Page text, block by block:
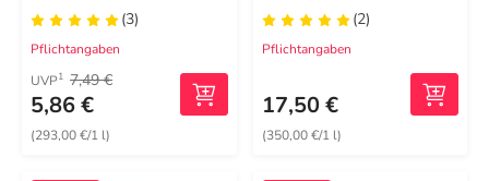
(3)
Pflichtangaben
UVP1 7,49 €
5,86 €
(293,00 €/1 l)
(2)
Pflichtangaben
17,50 €
(350,00 €/1 l)